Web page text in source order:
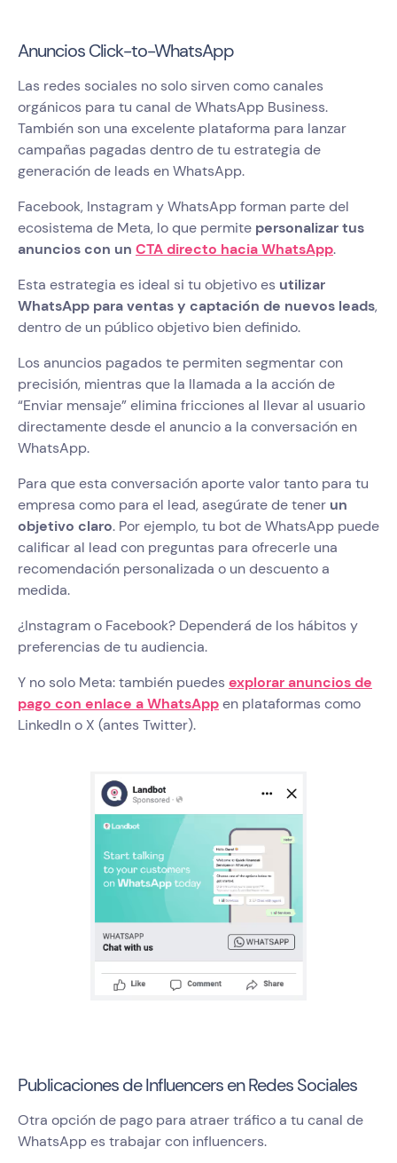
Anuncios Click-to-WhatsApp
Las redes sociales no solo sirven como canales
orgánicos para tu canal de WhatsApp Business.
También son una excelente plataforma para lanzar
campañas pagadas dentro de tu estrategia de
generación de leads en WhatsApp.
Facebook, Instagram y WhatsApp forman parte del
ecosistema de Meta, lo que permite personalizar tus
anuncios con un CTA directo hacia WhatsApp.
Esta estrategia es ideal si tu objetivo es utilizar
WhatsApp para ventas y captación de nuevos leads,
dentro de un público objetivo bien definido.
Los anuncios pagados te permiten segmentar con
precisión, mientras que la llamada a la acción de
“Enviar mensaje” elimina fricciones al llevar al usuario
directamente desde el anuncio a la conversación en
WhatsApp.
Para que esta conversación aporte valor tanto para tu
empresa como para el lead, asegúrate de tener un
objetivo claro. Por ejemplo, tu bot de WhatsApp puede
calificar al lead con preguntas para ofrecerle una
recomendación personalizada o un descuento a
medida.
¿Instagram o Facebook? Dependerá de los hábitos y
preferencias de tu audiencia.
Y no solo Meta: también puedes explorar anuncios de
pago con enlace a WhatsAppen plataformas como
LinkedIn o X (antes Twitter).
Publicaciones de Influencers en Redes Sociales
Otra opción de pago para atraer tráfico a tu canal de
WhatsApp es trabajar con influencers.